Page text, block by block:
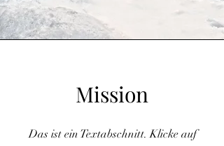
Mission
Das ist ein Textabschnitt. Klicke auf